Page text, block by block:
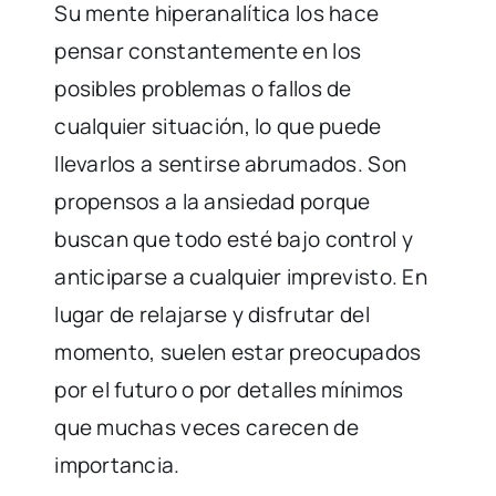
Su mente hiperanalítica los hace
pensar constantemente en los
posibles problemas o fallos de
cualquier situación, lo que puede
llevarlos a sentirse abrumados. Son
propensos a la ansiedad porque
buscan que todo esté bajo control y
anticiparse a cualquier imprevisto. En
lugar de relajarse y disfrutar del
momento, suelen estar preocupados
por el futuro o por detalles mínimos
que muchas veces carecen de
importancia.